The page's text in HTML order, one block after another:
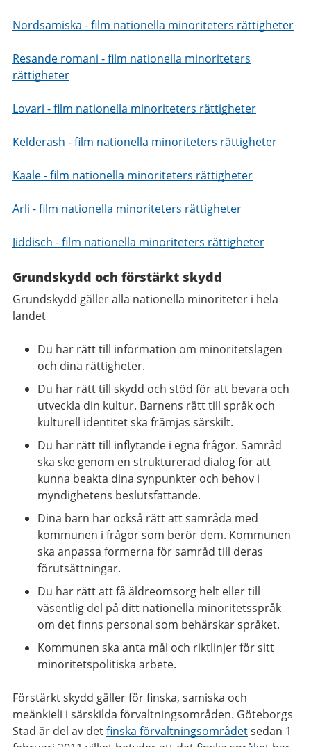
Nordsamiska - film nationella minoriteters rättigheter
Resande romani - film nationella minoriteters
rättigheter
Lovari - film nationella minoriteters rättigheter
Kelderash - film nationella minoriteters rättigheter
Kaale - film nationella minoriteters rättigheter
Arli - film nationella minoriteters rättigheter
Jiddisch - film nationella minoriteters rättigheter
Grundskydd och förstärkt skydd
Grundskydd gäller alla nationella minoriteter i hela
landet
Du har rätt till information om minoritetslagen
och dina rättigheter.
Du har rätt till skydd och stöd för att bevara och
utveckla din kultur. Barnens rätt till språk och
kulturell identitet ska främjas särskilt.
Du har rätt till inflytande i egna frågor. Samråd
ska ske genom en strukturerad dialog för att
kunna beakta dina synpunkter och behov i
myndighetens beslutsfattande.
Dina barn har också rätt att samråda med
kommunen i frågor som berör dem. Kommunen
ska anpassa formerna för samråd till deras
förutsättningar.
Du har rätt att få äldreomsorg helt eller till
väsentlig del på ditt nationella minoritetsspråk
om det finns personal som behärskar språket.
Kommunen ska anta mål och riktlinjer för sitt
minoritetspolitiska arbete.
Förstärkt skydd gäller för finska, samiska och
meänkieli i särskilda förvaltningsområden. Göteborgs
Stad är del av detfinska förvaltningsområdetsedan 1